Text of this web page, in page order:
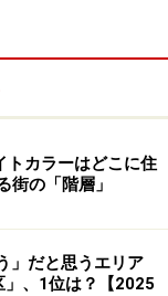
光スポットが多
トカラーはどこに住
街の「階層」
」だと思うエリア
」、1位は？【2025